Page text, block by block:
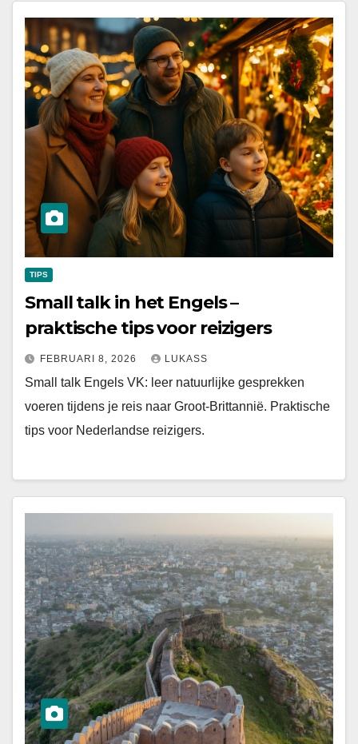
TIPS
Small talk in het Engels –
praktische tips voor reizigers
FEBRUARI 8, 2026 LUKASS
Small talk Engels VK: leer natuurlijke gesprekken
voeren tijdens je reis naar Groot-Brittannië. Praktische
tips voor Nederlandse reizigers.